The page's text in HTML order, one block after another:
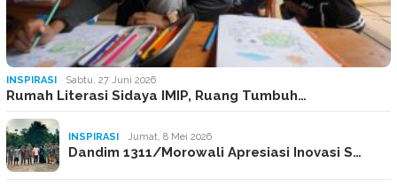
INSPIRASI Sabtu, 27 Juni 2026
Rumah Literasi Sidaya IMIP, Ruang Tumbuh…
INSPIRASI Jumat, 8 Mei 2026
Dandim 1311/Morowali Apresiasi Inovasi S…